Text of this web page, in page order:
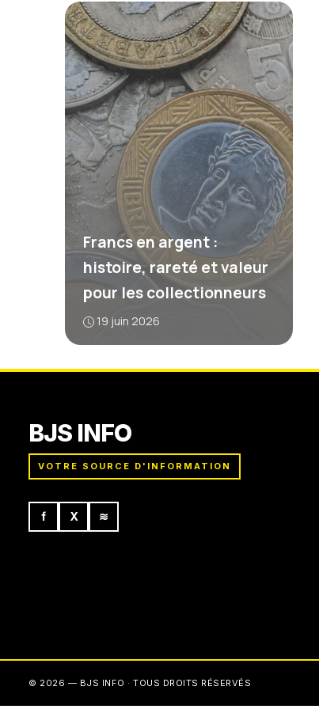
Francs en argent :
histoire, rareté et valeur
pour les collectionneurs
19 juin 2026
BJS INFO
VOTRE SOURCE D'INFORMATION
f X ≋
© 2026 — BJS INFO · TOUS DROITS RÉSERVÉS